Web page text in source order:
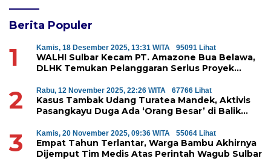
Berita Populer
1 Kamis, 18 Desember 2025, 13:31 WITA 95091 Lihat
WALHI Sulbar Kecam PT. Amazone Bua Belawa,
DLHK Temukan Pelanggaran Serius Proyek
2 Rabu, 12 November 2025, 22:26 WITA 67766 Lihat
Kasus Tambak Udang Turatea Mandek, Aktivis
Pasangkayu Duga Ada ‘Orang Besar’ di Balik
3 Kamis, 20 November 2025, 09:36 WITA 55064 Lihat
Empat Tahun Terlantar, Warga Bambu Akhirnya
Dijemput Tim Medis Atas Perintah Wagub Sulbar